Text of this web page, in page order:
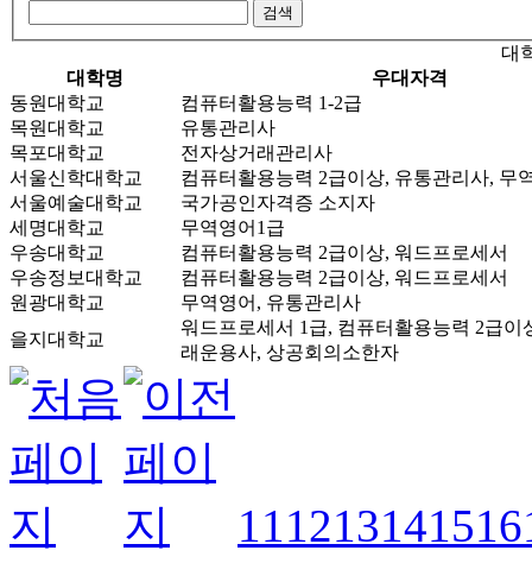
대
대학명
우대자격
동원대학교
컴퓨터활용능력 1-2급
목원대학교
유통관리사
목포대학교
전자상거래관리사
서울신학대학교
컴퓨터활용능력 2급이상, 유통관리사, 무
서울예술대학교
국가공인자격증 소지자
세명대학교
무역영어1급
우송대학교
컴퓨터활용능력 2급이상, 워드프로세서
우송정보대학교
컴퓨터활용능력 2급이상, 워드프로세서
원광대학교
무역영어, 유통관리사
을지대학교
워드프로세서 1급, 컴퓨터활용능력 2급이
래운용사, 상공회의소한자
111213141516